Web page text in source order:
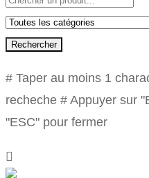
Rechercher
# Taper au moins 1
recheche # Appuyer sur
"ESC" pour fermer